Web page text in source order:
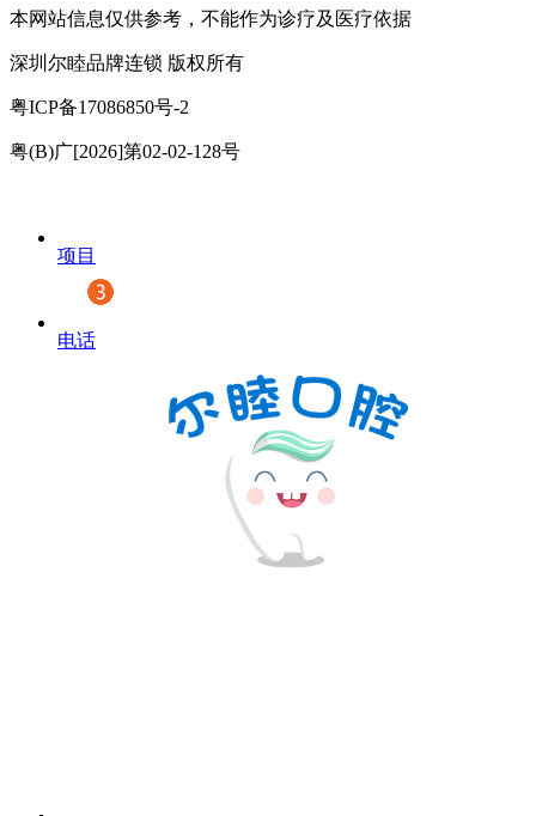
本网站信息仅供参考，不能作为诊疗及医疗依据
深圳尔睦品牌连锁 版权所有
粤ICP备17086850号-2
粤(B)广[2026]第02-02-128号
项目
电话